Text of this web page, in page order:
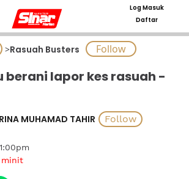
Log Masuk
Daftar
>Rasuah Busters
berani lapor kes rasuah -
MUHAMAD TAHIR
minit